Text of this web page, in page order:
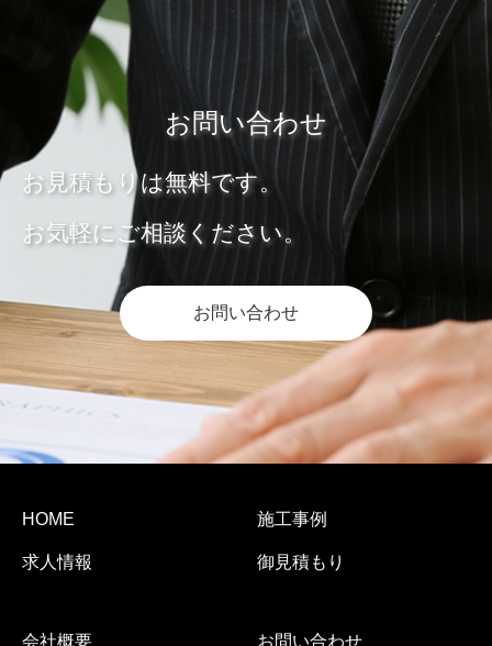
お問い合わせ
お見積もりは無料です。
お気軽にご相談ください。
お問い合わせ
HOME
求人情報
施工事例
御見積もり
会社概要 お問い合わせ